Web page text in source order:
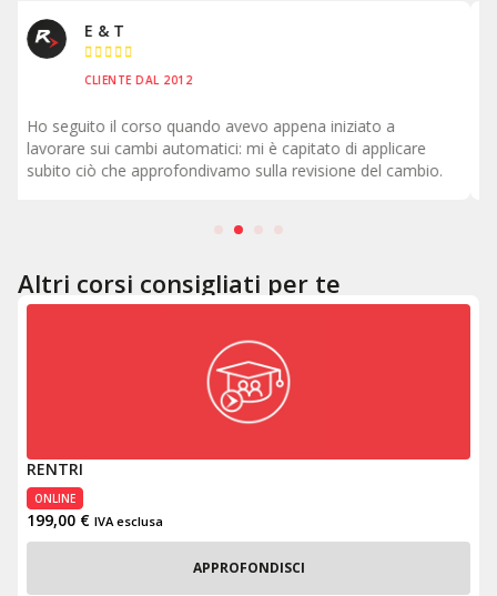
Inn & Auto
  
CLIENTE DAL 1998
Come formazione è il massimo perché torni in officina con
le idee chiare su ciò che devi fare all'interno della vettura.
Altri corsi consigliati per te
RENTRI
ONLINE
199,00 € IVA esclusa
APPROFONDISCI